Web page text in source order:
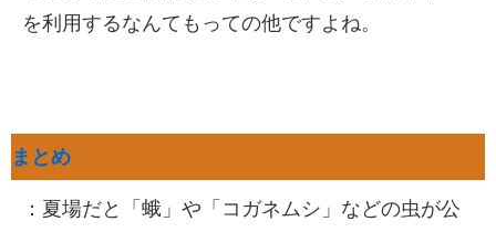
を利用するなんてもっての他ですよね。
まとめ
：夏場だと「蛾」や「コガネムシ」などの虫が公